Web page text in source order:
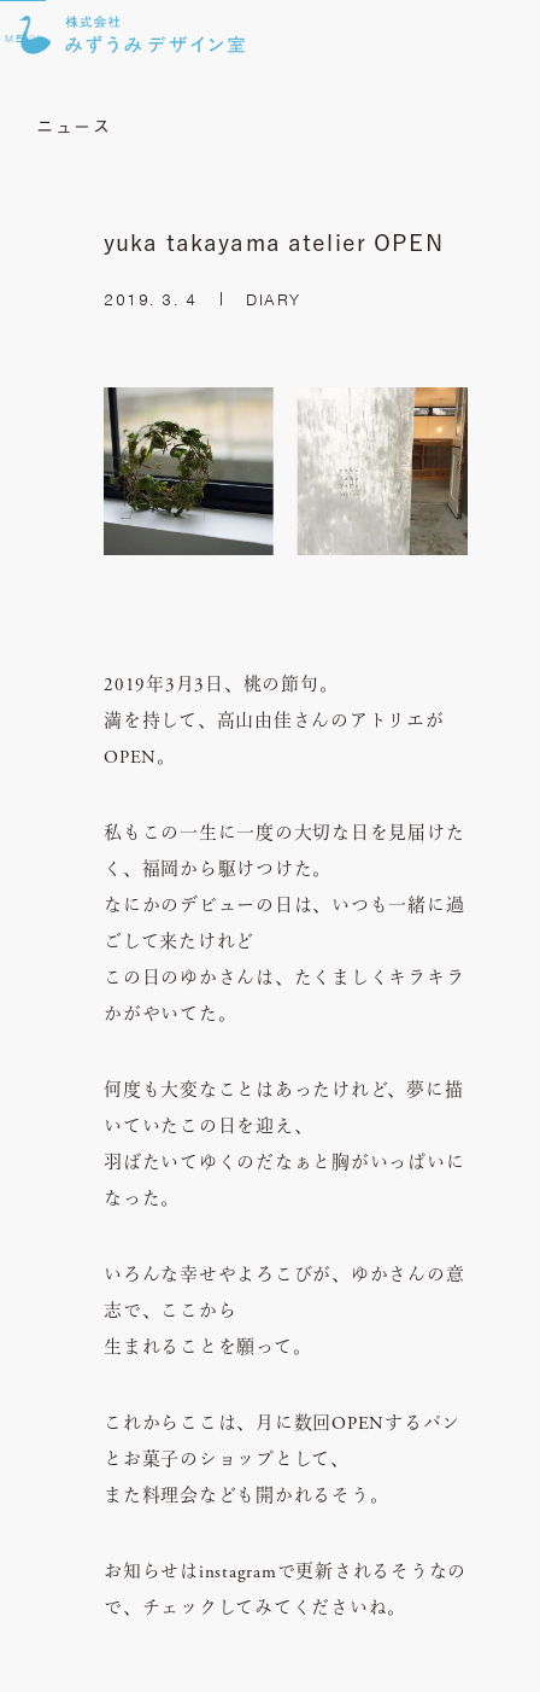
MENU
ニュース
yuka takayama atelier OPEN
2019. 3. 4 DIARY
2019年3月3日、桃の節句。
満を持して、高山由佳さんのアトリエが
OPEN。
私もこの一生に一度の大切な日を見届けた
く、福岡から駆けつけた。
なにかのデビューの日は、いつも一緒に過
ごして来たけれど
この日のゆかさんは、たくましくキラキラ
かがやいてた。
何度も大変なことはあったけれど、夢に描
いていたこの日を迎え、
羽ばたいてゆくのだなぁと胸がいっぱいに
なった。
いろんな幸せやよろこびが、ゆかさんの意
志で、ここから
生まれることを願って。
これからここは、月に数回OPENするパン
とお菓子のショップとして、
また料理会なども開かれるそう。
お知らせはinstagramで更新されるそうなの
で、チェックしてみてくださいね。